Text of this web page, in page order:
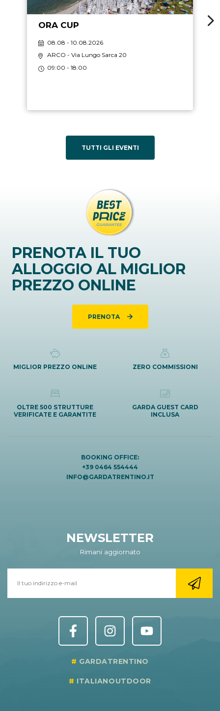
ORA CUP
08.08 - 10.08.2026
ARCO - Via Lungo Sarca 20
09:00 - 18:00
TUTTI GLI EVENTI
PRENOTA IL TUO
ALLOGGIO AL MIGLIOR
PREZZO ONLINE
PRENOTA
MIGLIOR PREZZO ONLINE ZERO COMMISSIONI
OLTRE 500 STRUTTURE
VERIFICATE E GARANTITE
GARDA GUEST CARD
INCLUSA
BOOKING OFFICE:
+39 0464 554444
INFO@GARDATRENTINO.IT
NEWSLETTER
Rimani aggiornato
GARDATRENTINO
ITALIANOUTDOOR